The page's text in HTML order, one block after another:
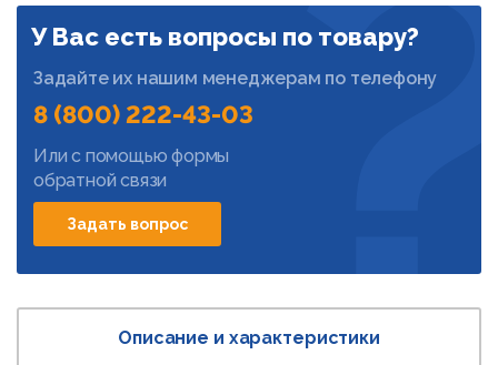
У Вас есть вопросы по товару?
Задайте их нашим менеджерам по телефону
8 (800) 222-43-03
Или с помощью формы
обратной связи
Задать вопрос
Описание и характеристики